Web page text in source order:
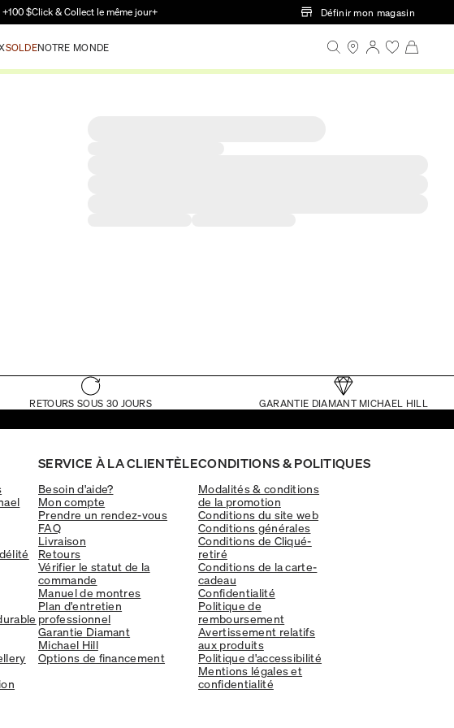
principal
$Click & Collect le même jour+ Définir mon magasin
SOLDENOTRE MONDE
RETOURS SOUS 30 JOURS GARANTIE DIAMANT MICHAEL HILL
SERVICE À LA CLIENTÈLE
Besoin d'aide?
Mon compte
Prendre un rendez-vous
FAQ
Livraison
Retours
Vérifier le statut de la
commande
Manuel de montres
Plan d'entretien
professionnel
Garantie Diamant
Michael Hill
Options de financement
CONDITIONS & POLITIQUES
Modalités & conditions
de la promotion
Conditions du site web
Conditions générales
Conditions de Cliqué-
retiré
Conditions de la carte-
cadeau
Confidentialité
Politique de
remboursement
Avertissement relatifs
aux produits
Politique d'accessibilité
Mentions légales et
confidentialité